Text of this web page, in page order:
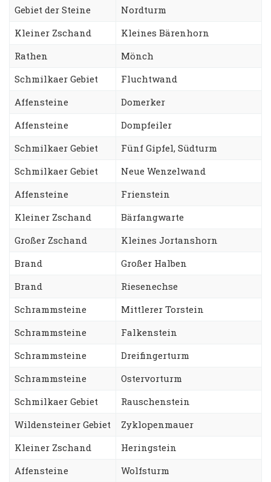
Gebiet der Steine
Nordturm
Kleiner Zschand
Kleines Bärenhorn
Rathen
Mönch
Schmilkaer Gebiet
Fluchtwand
Affensteine
Domerker
Affensteine
Dompfeiler
Schmilkaer Gebiet
Fünf Gipfel, Südturm
Schmilkaer Gebiet
Neue Wenzelwand
Affensteine
Frienstein
Kleiner Zschand
Bärfangwarte
Großer Zschand
Kleines Jortanshorn
Brand
Großer Halben
Brand
Riesenechse
Schrammsteine
Mittlerer Torstein
Schrammsteine
Falkenstein
Schrammsteine
Dreifingerturm
Schrammsteine
Ostervorturm
Schmilkaer Gebiet
Rauschenstein
Wildensteiner Gebiet
Zyklopenmauer
Kleiner Zschand
Heringstein
Affensteine
Wolfsturm